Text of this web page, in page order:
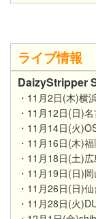
ライブ情報
DaizyStripper
・11月2日(木)横
・11月12日(日)
・11月14日(火
・11月16日(木)
・11月18日(土)
・11月19日(日)
・11月26日(日)
・11月28日(火